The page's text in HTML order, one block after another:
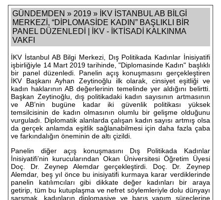
GÜNDEMDEN » 2019 » İKV İSTANBUL AB BİLGİ
MERKEZİ, “DİPLOMASİDE KADIN” BAŞLIKLI BİR
PANEL DÜZENLEDİ | İKV - İKTİSADİ KALKINMA
VAKFI
İKV İstanbul AB Bilgi Merkezi, Dış Politikada Kadınlar İnisiyatifi
işbirliğiyle 14 Mart 2019 tarihinde, "Diplomasinde Kadın" başlıklı
bir panel düzenledi. Panelin açış konuşmasını gerçekleştiren
İKV Başkanı Ayhan Zeytinoğlu ilk olarak, cinsiyet eşitliği ve
kadın haklarının AB değerlerinin temelinde yer aldığını belirtti.
Başkan Zeytinoğlu, dış politikadaki kadın sayısının artmasının
ve AB’nin bugüne kadar iki güvenlik politikası yüksek
temsilcisinin de kadın olmasının olumlu bir gelişme olduğunu
vurguladı. Diplomatik alanlarda çalışan kadın sayısı artmış olsa
da gerçek anlamda eşitlik sağlanabilmesi için daha fazla çaba
ve farkındalığın öneminin de altı çizildi.
Panelin diğer açış konuşmasını Dış Politikada Kadınlar
İnisiyatifi’nin kurucularından Okan Üniversitesi Öğretim Üyesi
Doç. Dr. Zeynep Alemdar gerçekleştirdi. Doç. Dr. Zeynep
Alemdar, beş yıl önce bu inisiyatifi kurmaya karar verdiklerinde
panelin katılımcıları gibi dikkate değer kadınları bir araya
getirip, tüm bu kutuplaşma ve nefret söylemleriyle dolu dünyayı
sarsmak, kadınların diplomasiye ve barış yapım süreçlerine